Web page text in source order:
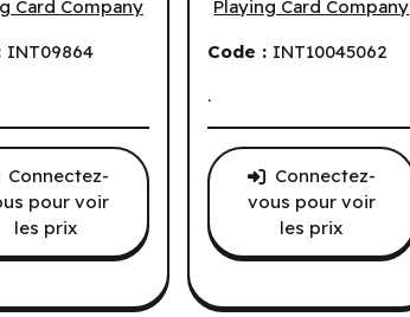
Card Company
INT09864
Connectez-
pour voir
les prix
Playing Card Company
Code : INT10045062
.
Connectez-
vous pour voir
les prix